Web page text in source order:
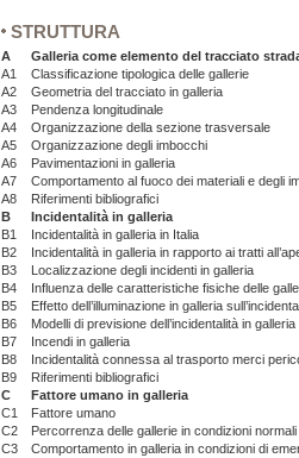
STRUTTURA
A
Galleria come elemento del tracciato
A1
Classificazione tipologica delle gallerie
A2
Geometria del tracciato in galleria
A3
Pendenza longitudinale
A4
Organizzazione della sezione trasversale
A5
Organizzazione degli imbocchi
A6
Pavimentazioni in galleria
A7
Comportamento al fuoco dei materiali e degli
A8
Riferimenti bibliografici
B
Incidentalità in galleria
B1
Incidentalità in galleria in Italia
B2
Incidentalità in galleria in rapporto ai tratti
B3
Localizzazione degli incidenti in galleria
B4
Influenza delle caratteristiche fisiche delle
B5
Effetto dell’illuminazione in galleria
B6
Modelli di previsione dell’incidentalità in galleria
B7
Incendi in galleria
B8
Incidentalità connessa al trasporto merci
B9
Riferimenti bibliografici
C
Fattore umano in galleria
C1
Fattore umano
C2
Percorrenza delle gallerie in condizioni
C3
Comportamento in galleria in condizioni di